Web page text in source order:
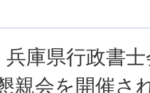
庫県行政書士
親会を開催さ